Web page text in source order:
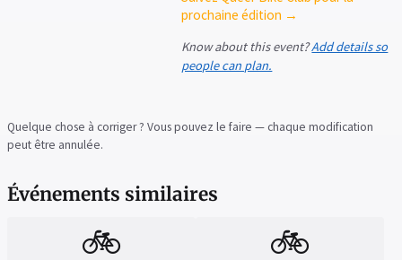
prochaine édition →
Know about this event?Add details so
people can plan.
Quelque chose à corriger ? Vous pouvez le faire — chaque modification
peut être annulée.
Événements similaires
🚲 🚲